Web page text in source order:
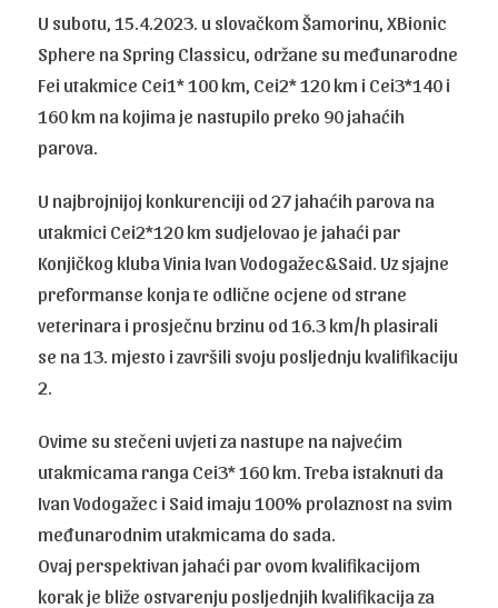
U subotu, 15.4.2023. u slovačkom Šamorinu, XBionic
Sphere na Spring Classicu, održane su međunarodne
Fei utakmice Cei1* 100 km, Cei2* 120 km i Cei3*140 i
160 km na kojima je nastupilo preko 90 jahaćih
parova.
U najbrojnijoj konkurenciji od 27 jahaćih parova na
utakmici Cei2*120 km sudjelovao je jahaći par
Konjičkog kluba Vinia Ivan Vodogažec&Said. Uz sjajne
preformanse konja te odlične ocjene od strane
veterinara i prosječnu brzinu od 16.3 km/h plasirali
se na 13. mjesto i završili svoju posljednju kvalifikaciju
2.
Ovime su stečeni uvjeti za nastupe na najvećim
utakmicama ranga Cei3* 160 km. Treba istaknuti da
Ivan Vodogažec i Said imaju 100% prolaznost na svim
međunarodnim utakmicama do sada.
Ovaj perspektivan jahaći par ovom kvalifikacijom
korak je bliže ostvarenju posljednjih kvalifikacija za